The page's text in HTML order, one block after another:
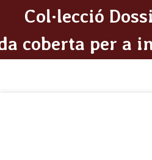
Col·lecció
coberta per a